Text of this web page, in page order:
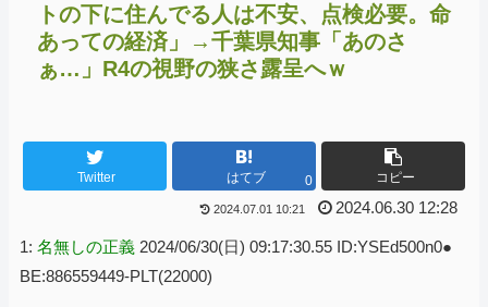
トの下に住んでる人は不安、点検必要。命
あっての経済」→千葉県知事「あのさ
ぁ…」R4の視野の狭さ露呈へｗ
Twitter はてブ 0 コピー
2024.07.01 10:21 2024.06.30 12:28
1: 名無しの正義 2024/06/30(日) 09:17:30.55 ID:YSEd500n0●
BE:886559449-PLT(22000)